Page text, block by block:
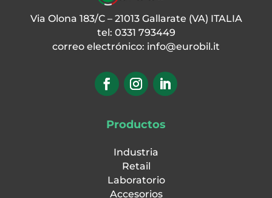
Via Olona 183/C – 21013 Gallarate (VA) ITALIA
tel: 0331 793449
correo electrónico: info@eurobil.it
Productos
Industria
Retail
Laboratorio
Accesorios